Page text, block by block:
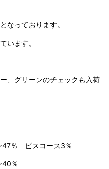
なっております。
います。
、グリーンのチェックも入荷
％ ビスコース3％
％